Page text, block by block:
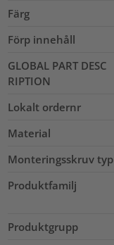
Färg
Förp innehåll
GLOBAL PART DESC
RIPTION
Lokalt ordernr
Material
Monteringsskruv typ
Produktfamilj
Produktgrupp